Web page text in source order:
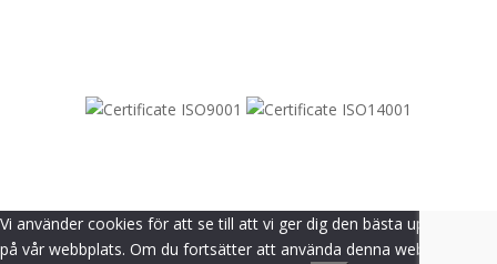
Vi använder cookies för att se till att vi ger dig den bästa upplevelsen
på vår webbplats. Om du fortsätter att använda denna webbplats